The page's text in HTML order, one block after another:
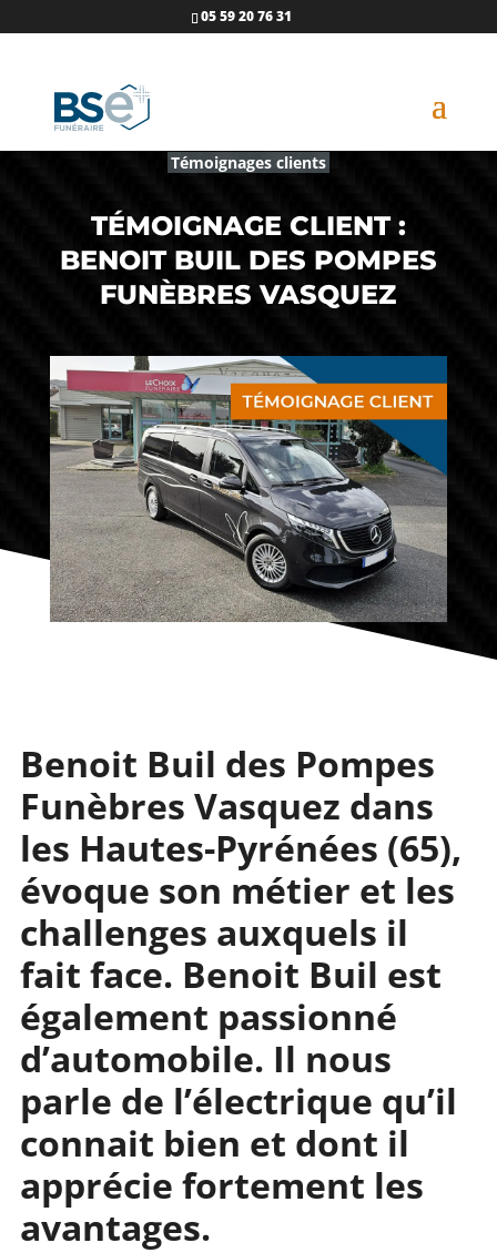
05 59 20 76 31
Témoignages clients
TÉMOIGNAGE CLIENT :
BENOIT BUIL DES POMPES
FUNÈBRES VASQUEZ
Benoit Buil des Pompes
Funèbres Vasquez dans
les Hautes-Pyrénées (65),
évoque son métier et les
challenges auxquels il
fait face. Benoit Buil est
également passionné
d’automobile. Il nous
parle de l’électrique qu’il
connait bien et dont il
apprécie fortement les
avantages.